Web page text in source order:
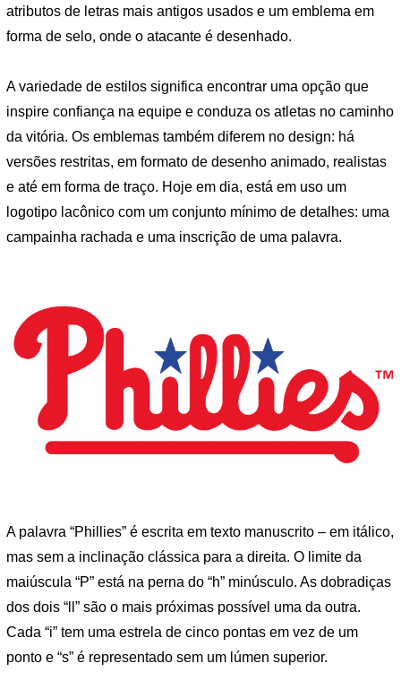
atributos de letras mais antigos usados ​​e um emblema em
forma de selo, onde o atacante é desenhado.
A variedade de estilos significa encontrar uma opção que
inspire confiança na equipe e conduza os atletas no caminho
da vitória. Os emblemas também diferem no design: há
versões restritas, em formato de desenho animado, realistas
e até em forma de traço. Hoje em dia, está em uso um
logotipo lacônico com um conjunto mínimo de detalhes: uma
campainha rachada e uma inscrição de uma palavra.
A palavra “Phillies” é escrita em texto manuscrito – em itálico,
mas sem a inclinação clássica para a direita. O limite da
maiúscula “P” está na perna do “h” minúsculo. As dobradiças
dos dois “ll” são o mais próximas possível uma da outra.
Cada “i” tem uma estrela de cinco pontas em vez de um
ponto e “s” é representado sem um lúmen superior.